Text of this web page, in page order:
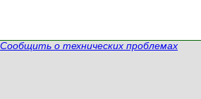
Сообщить о технических проблемах